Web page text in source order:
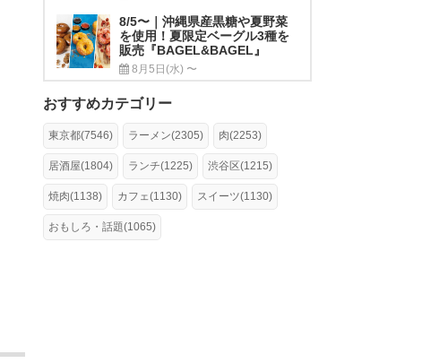
8/5〜｜沖縄県産黒糖や夏野菜
を使用！夏限定ベーグル3種を
販売『BAGEL&BAGEL』
8月5日(水) 〜
おすすめカテゴリー
東京都(7546) ラーメン(2305) 肉(2253)
居酒屋(1804) ランチ(1225) 渋谷区(1215)
焼肉(1138) カフェ(1130) スイーツ(1130)
おもしろ・話題(1065)